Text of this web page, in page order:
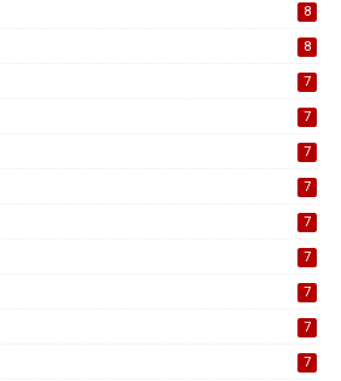
8
8
7
7
7
7
7
7
7
7
7